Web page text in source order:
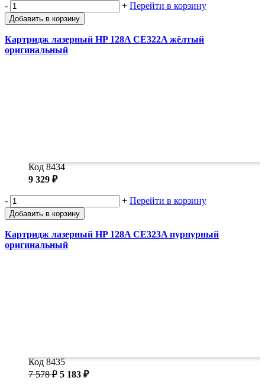
- + Перейти в корзину
Добавить в корзину
Картридж лазерный HP 128A CE322A жёлтый
оригинальный
Код 8434
9 329 ₽
- + Перейти в корзину
Добавить в корзину
Картридж лазерный HP 128A CE323A пурпурный
оригинальный
Код 8435
7 578 ₽ 5 183 ₽